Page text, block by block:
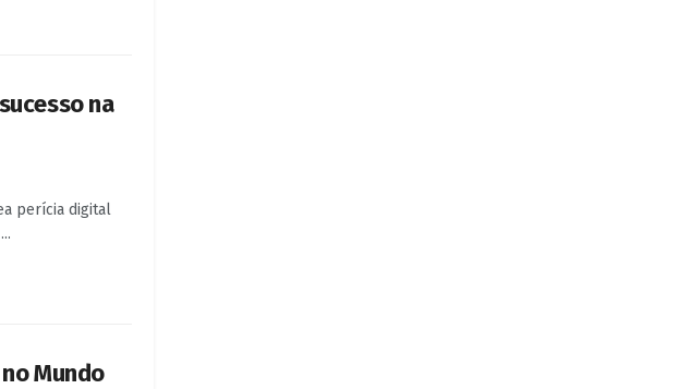
na
perícia digital
Mundo